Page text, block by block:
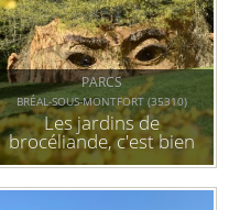
PARCS
BRÉAL-SOUS-MONTFORT (35310)
Les jardins de
brocéliande, c'est bien
fait pour toi !